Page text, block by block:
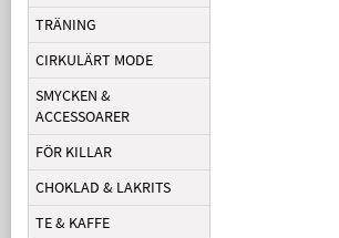
TRÄNING
CIRKULÄRT MODE
SMYCKEN &
ACCESSOARER
FÖR KILLAR
CHOKLAD & LAKRITS
TE & KAFFE